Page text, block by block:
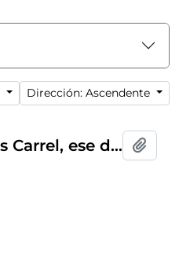
Dirección: Ascendente
Invitación del presidente del Ateneo de Madrid para la conferencia "Alexis Carrel, ese desconocido" ofrecida por Eduardo Adsuara, celebrada el 18 de junio de 1954